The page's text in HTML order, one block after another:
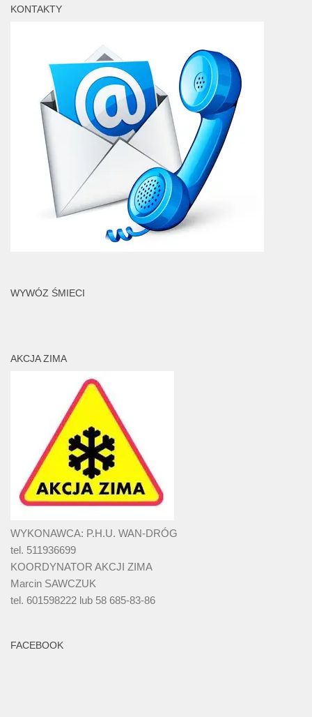
KONTAKTY
WYWÓZ ŚMIECI
AKCJA ZIMA
WYKONAWCA: P.H.U. WAN-DRÓG
tel. 511936699
KOORDYNATOR AKCJI ZIMA
Marcin SAWCZUK
tel. 601598222 lub 58 685-83-86
FACEBOOK